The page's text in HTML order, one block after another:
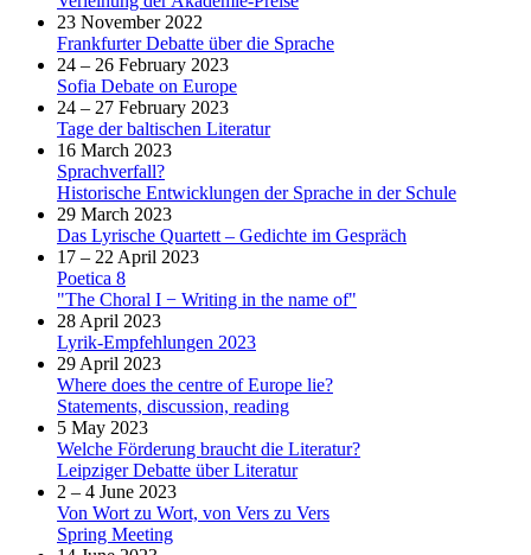
23 November 2022
Frankfurter Debatte über die Sprache
24 – 26 February 2023
Sofia Debate on Europe
24 – 27 February 2023
Tage der baltischen Literatur
16 March 2023
Sprachverfall?
Historische Entwicklungen der Sprache in der Schule
29 March 2023
Das Lyrische Quartett – Gedichte im Gespräch
17 – 22 April 2023
Poetica 8
"The Choral I − Writing in the name of"
28 April 2023
Lyrik-Empfehlungen 2023
29 April 2023
Where does the centre of Europe lie?
Statements, discussion, reading
5 May 2023
Welche Förderung braucht die Literatur?
Leipziger Debatte über Literatur
2 – 4 June 2023
Von Wort zu Wort, von Vers zu Vers
Spring Meeting